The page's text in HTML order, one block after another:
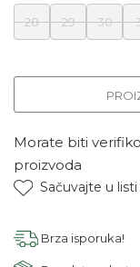
28 29 30
Morate biti
proizvoda
Sačuvajte u listi
Brza isporuka!